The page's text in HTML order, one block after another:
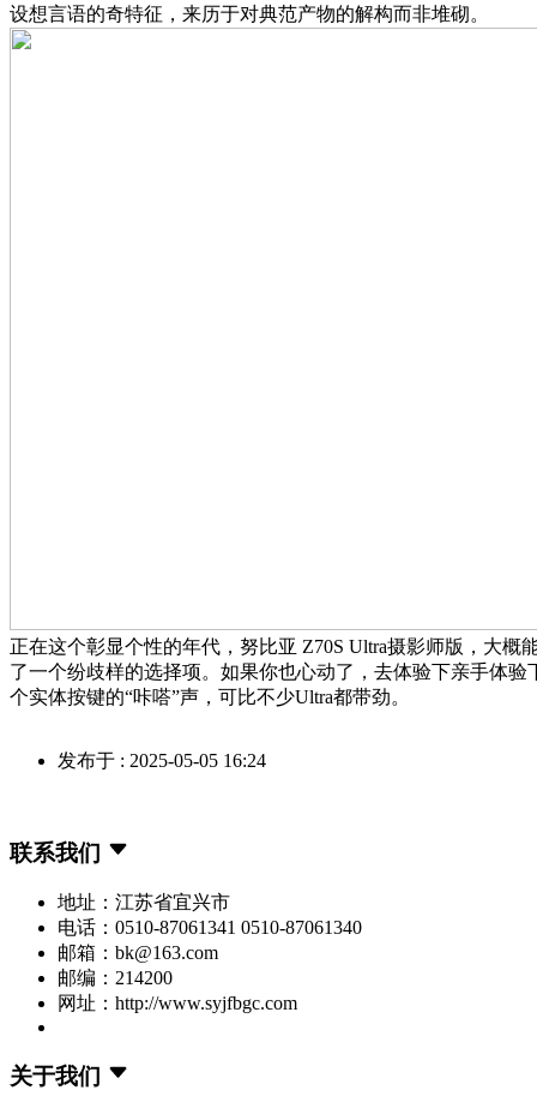
设想言语的奇特征，来历于对典范产物的解构而非堆砌。
正在这个彰显个性的年代，努比亚 Z70S Ultra摄影师版，大概
了一个纷歧样的选择项。如果你也心动了，去体验下亲手体验
个实体按键的“咔嗒”声，可比不少Ultra都带劲。
发布于 : 2025-05-05 16:24
联系我们
地址：江苏省宜兴市
电话：0510-87061341 0510-87061340
邮箱：bk@163.com
邮编：214200
网址：http://www.syjfbgc.com
关于我们